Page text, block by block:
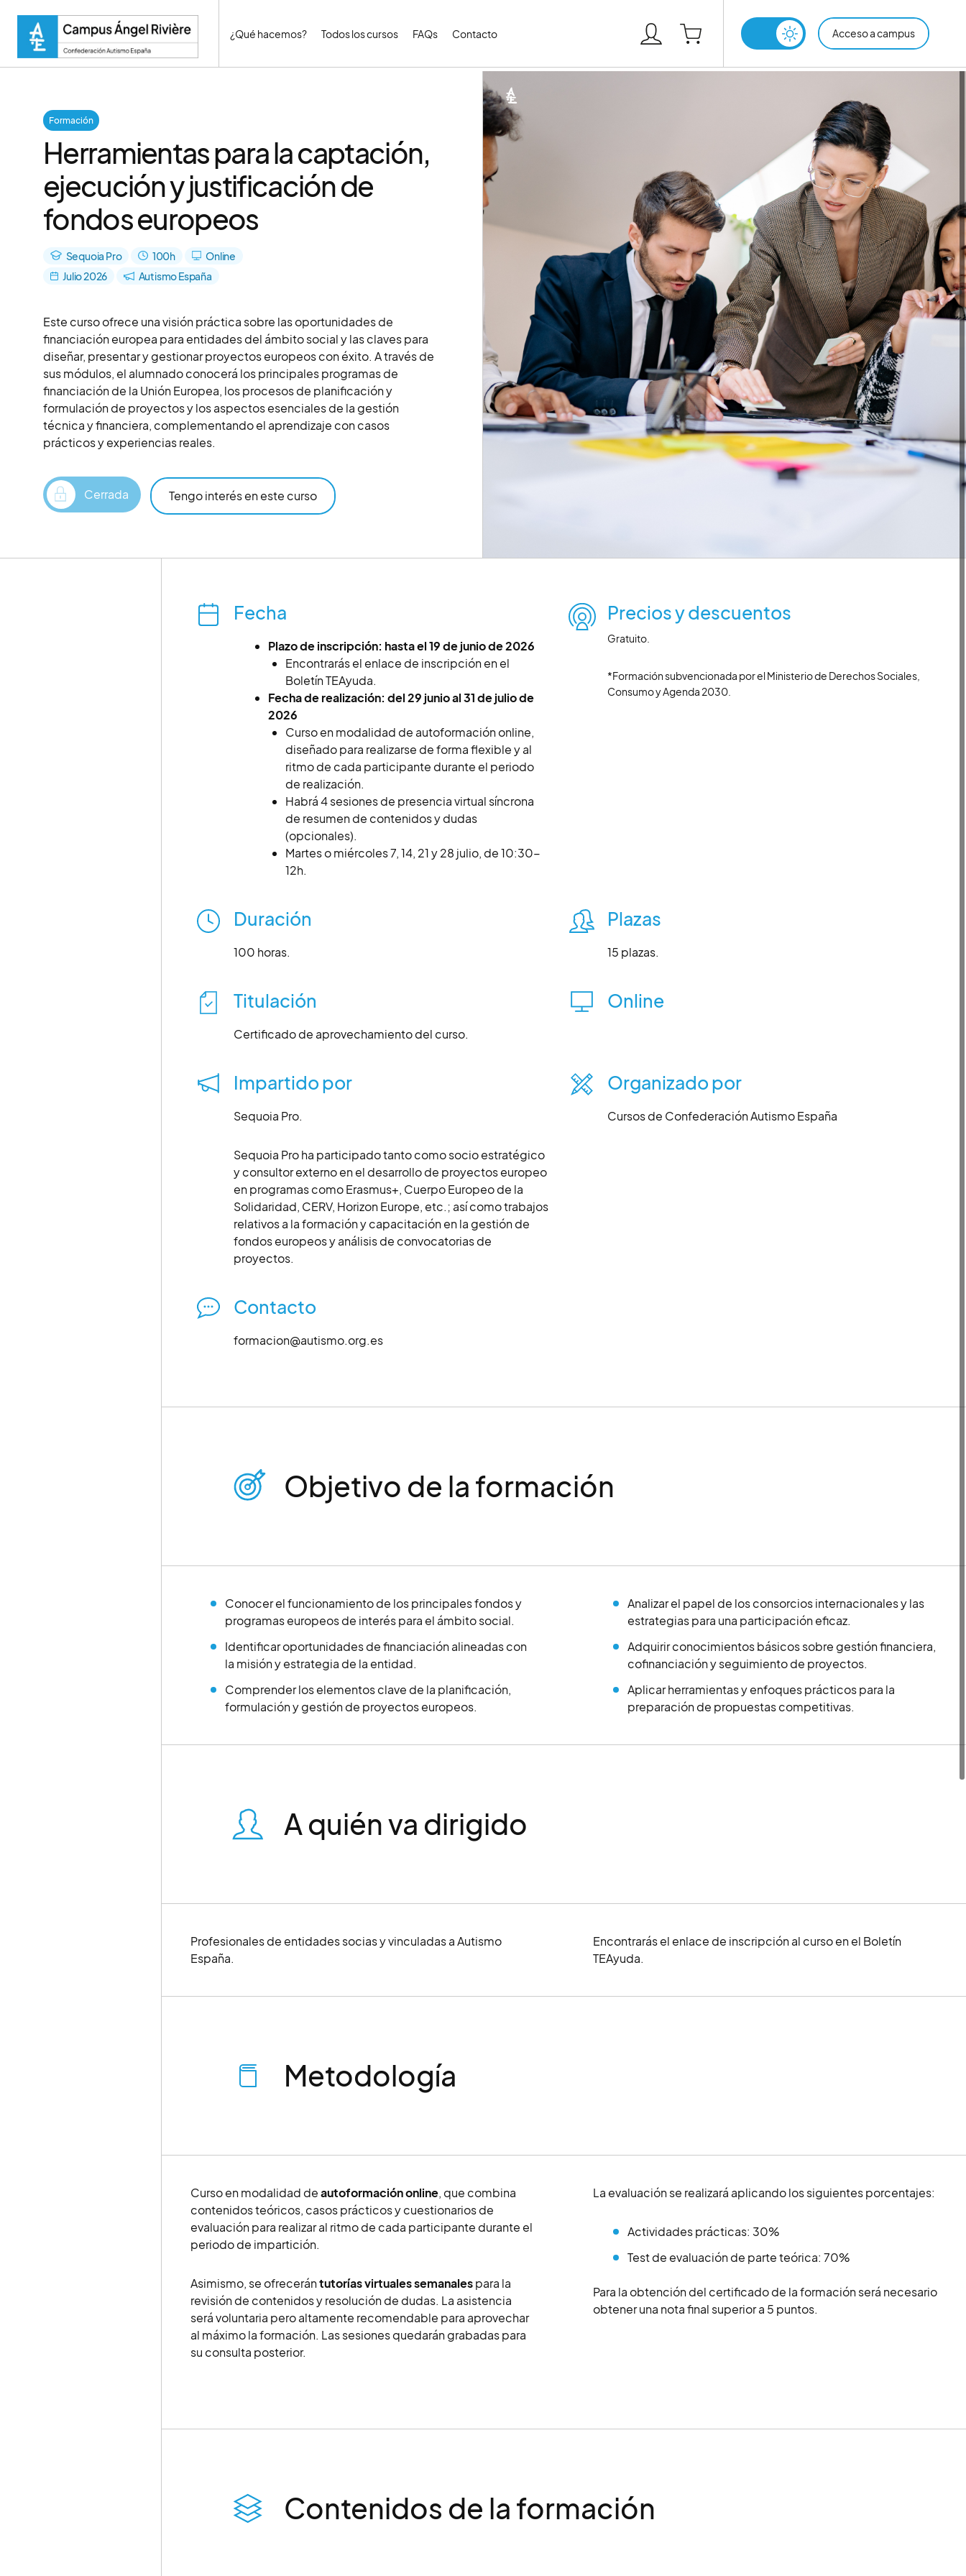
¿Qué hacemos? Todos los cursos FAQs Contacto Acceso a campus
Formación
Herramientas para la captación,
ejecución y justificación de
fondos europeos
Sequoia Pro 100h
Online
Julio 2026
Autismo España
Este curso ofrece una visión práctica sobre las oportunidades de
financiación europea para entidades del ámbito social y las claves para
diseñar, presentar y gestionar proyectos europeos con éxito. A través de
sus módulos, el alumnado conocerá los principales programas de
financiación de la Unión Europea, los procesos de planificación y
formulación de proyectos y los aspectos esenciales de la gestión
técnica y financiera, complementando el aprendizaje con casos
prácticos y experiencias reales.
Cerrada Tengo interés en este curso
Fecha
Plazo de inscripción: hasta el 19 de junio de 2026
Encontrarás el enlace de inscripción en el
Boletín TEAyuda.
Fecha de realización: del 29 junio al 31 de julio de
2026
Curso en modalidad de autoformación online,
diseñado para realizarse de forma flexible y al
ritmo de cada participante durante el periodo
de realización.
Habrá 4 sesiones de presencia virtual síncrona
de resumen de contenidos y dudas
(opcionales).
Martes o miércoles 7, 14, 21 y 28 julio, de 10:30-
12h.
Precios y descuentos
Gratuito.
*Formación subvencionada por el Ministerio de Derechos Sociales,
Consumo y Agenda 2030.
Duración
100 horas.
Plazas
15 plazas.
Titulación
Certificado de aprovechamiento del curso.
Online
Impartido por
Sequoia Pro.
Sequoia Pro ha participado tanto como socio estratégico
y consultor externo en el desarrollo de proyectos europeo
en programas como Erasmus+, Cuerpo Europeo de la
Solidaridad, CERV, Horizon Europe, etc.; así como trabajos
relativos a la formación y capacitación en la gestión de
fondos europeos y análisis de convocatorias de
proyectos.
Organizado por
Cursos de Confederación Autismo España
Contacto
formacion@autismo.org.es
Objetivo de la formación
Analizar el papel de los consorcios internacionales y las
estrategias para una participación eficaz.
Adquirir conocimientos básicos sobre gestión financiera,
cofinanciación y seguimiento de proyectos.
Aplicar herramientas y enfoques prácticos para la
preparación de propuestas competitivas.
Conocer el funcionamiento de los principales fondos y
programas europeos de interés para el ámbito social.
Identificar oportunidades de financiación alineadas con
la misión y estrategia de la entidad.
Comprender los elementos clave de la planificación,
formulación y gestión de proyectos europeos.
A quién va dirigido
Encontrarás el enlace de inscripción al curso en el Boletín
TEAyuda.
Profesionales de entidades socias y vinculadas a Autismo
España.
Metodología
La evaluación se realizará aplicando los siguientes porcentajes:
Actividades prácticas: 30%
Test de evaluación de parte teórica: 70%
Para la obtención del certificado de la formación será necesario
obtener una nota final superior a 5 puntos.
Curso en modalidad deautoformación online, que combina
contenidos teóricos, casos prácticos y cuestionarios de
evaluación para realizar al ritmo de cada participante durante el
periodo de impartición.
Asimismo, se ofrecerántutorías virtuales semanalespara la
revisión de contenidos y resolución de dudas. La asistencia
será voluntaria pero altamente recomendable para aprovechar
al máximo la formación. Las sesiones quedarán grabadas para
su consulta posterior.
Contenidos de la formación